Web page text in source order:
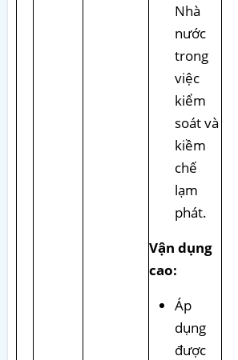
Nhà
nước
trong
việc
kiểm
soát và
kiềm
chế
lạm
phát.
Vận dụng
cao:
Áp
dụng
được